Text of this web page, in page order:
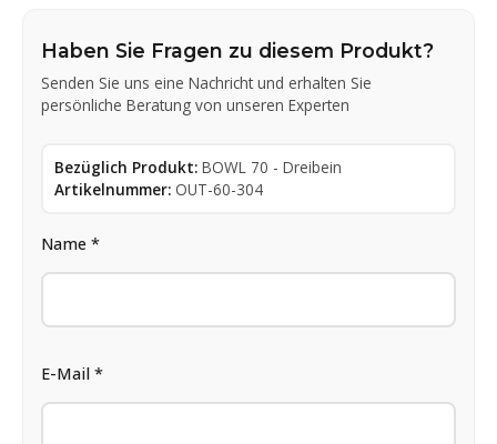
Haben Sie Fragen zu diesem Produkt?
Senden Sie uns eine Nachricht und erhalten Sie
persönliche Beratung von unseren Experten
Bezüglich Produkt: BOWL 70 - Dreibein
Artikelnummer: OUT-60-304
Name *
E-Mail *